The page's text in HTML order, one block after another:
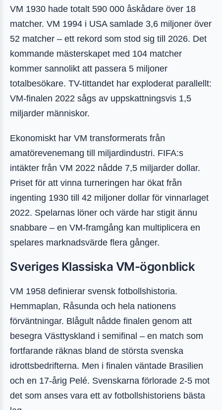
VM 1930 hade totalt 590 000 åskådare över 18
matcher. VM 1994 i USA samlade 3,6 miljoner över
52 matcher – ett rekord som stod sig till 2026. Det
kommande mästerskapet med 104 matcher
kommer sannolikt att passera 5 miljoner
totalbesökare. TV-tittandet har exploderat parallellt:
VM-finalen 2022 sågs av uppskattningsvis 1,5
miljarder människor.
Ekonomiskt har VM transformerats från
amatörevenemang till miljardindustri. FIFA:s
intäkter från VM 2022 nådde 7,5 miljarder dollar.
Priset för att vinna turneringen har ökat från
ingenting 1930 till 42 miljoner dollar för vinnarlaget
2022. Spelarnas löner och värde har stigit ännu
snabbare – en VM-framgång kan multiplicera en
spelares marknadsvärde flera gånger.
Sveriges Klassiska VM-ögonblick
VM 1958 definierar svensk fotbollshistoria.
Hemmaplan, Råsunda och hela nationens
förväntningar. Blågult nådde finalen genom att
besegra Västtyskland i semifinal – en match som
fortfarande räknas bland de största svenska
idrottsbedrifterna. Men i finalen väntade Brasilien
och en 17-årig Pelé. Svenskarna förlorade 2-5 mot
det som anses vara ett av fotbollshistoriens bästa